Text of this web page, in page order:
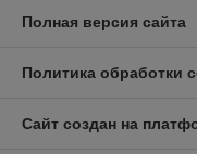
Полная версия сайта
Политика обработки
Сайт создан на